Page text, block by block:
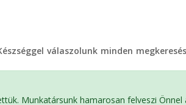
válaszolunk minden
Munkatársunk hamarosan felveszi Önnel